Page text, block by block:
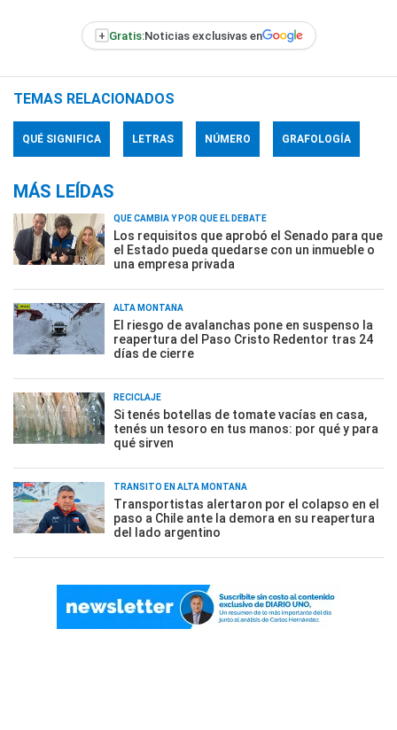
+ Gratis:Noticias exclusivas en
TEMAS RELACIONADOS
QUÉ SIGNIFICA LETRAS NÚMERO GRAFOLOGÍA
MÁS LEÍDAS
QUÉ CAMBIA Y POR QUÉ EL DEBATE
Los requisitos que aprobó el Senado para que
el Estado pueda quedarse con un inmueble o
una empresa privada
ALTA MONTAÑA
El riesgo de avalanchas pone en suspenso la
reapertura del Paso Cristo Redentor tras 24
días de cierre
RECICLAJE
Si tenés botellas de tomate vacías en casa,
tenés un tesoro en tus manos: por qué y para
qué sirven
TRÁNSITO EN ALTA MONTAÑA
Transportistas alertaron por el colapso en el
paso a Chile ante la demora en su reapertura
del lado argentino